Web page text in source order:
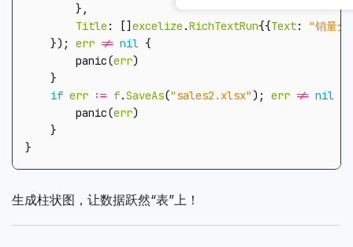
},
Title : [] excelize .RichTextRun{{Text:
"销量分
});
err != nil {
panic(err)
}
if err := f.SaveAs("sales2.xlsx"); err != nil
panic(err)
}
}
生成柱状图，让数据跃然“表”上！